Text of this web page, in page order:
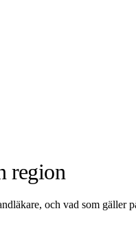
region
och vad som gäller